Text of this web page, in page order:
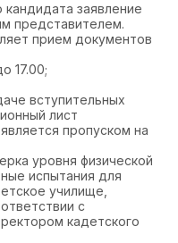
заявление
представителем.
прием документов
17.00;
вступительных
лист
пропуском на
уровня физической
испытания для
училище,
с
кадетского